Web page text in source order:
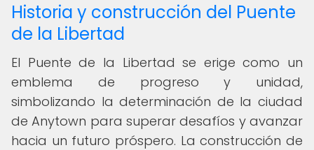
Historia y construcción del Puente
de la Libertad
El Puente de la Libertad se erige como un
emblema de progreso y unidad,
simbolizando la determinación de la ciudad
de Anytown para superar desafíos y avanzar
hacia un futuro próspero. La construcción de